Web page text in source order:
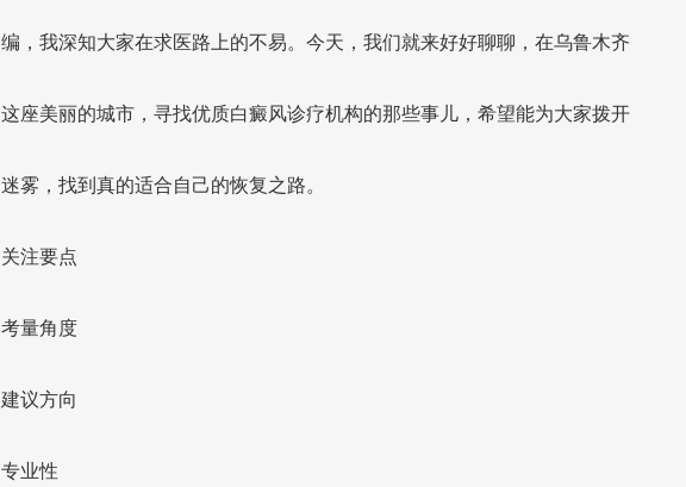
编，我深知大家在求医路上的不易。今天，我们就来好好聊聊，在乌鲁木齐
这座美丽的城市，寻找优质白癜风诊疗机构的那些事儿，希望能为大家拨开
迷雾，找到真的适合自己的恢复之路。
关注要点
考量角度
建议方向
专业性